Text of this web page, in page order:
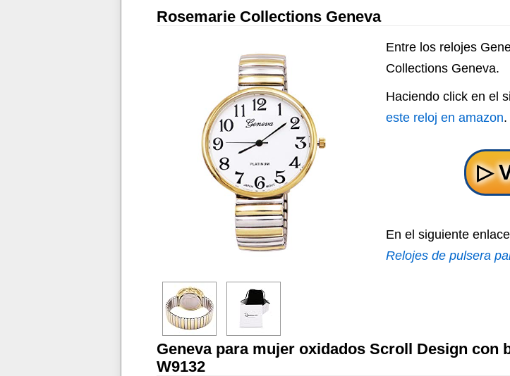
Rosemarie Collections Geneva
Entre los relojes
Collections Geneva.
Haciendo click en el
este reloj en amazon.
En el siguiente
Relojes de pulsera
Geneva para mujer oxidados Scroll Design con
W9132